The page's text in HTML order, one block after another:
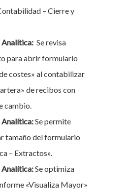
– Cierre y
Se revisa
para abrir formulario
costes» al contabilizar
de recibos con
cambio.
Se permite
tamaño del formulario
– Extractos».
Se optimiza
«Visualiza Mayor»